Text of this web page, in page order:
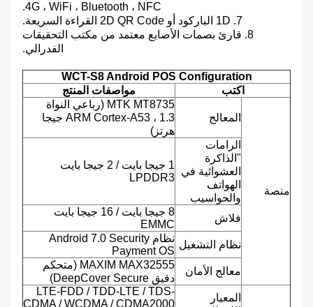
4G ، WiFi ، Bluetooth ، NFC.
7. 1D الباركود أو 2D QR Code القراءة السريعة.
8. قارئ بصمات الأصابع معتمد من مكتب التحقيقات
الفدرالي.
WCT-S8 Android POS Configuration
اكتب
مواصفات المنتج
منصة
المعالج
MTK MT8735 (رباعي النواة
ARM Cortex-A53 ، 1.3 جيجا
هرتز)
الرامات
"الذاكرة
العشوائية في
الهواتف
والحواسيب
1 جيجا بايت / 2 جيجا بايت
LPDDR3
فلاش
8 جيجا بايت / 16 جيجا بايت
EMMC
نظام التشغيل
نظام Android 7.0 Security
Payment OS
معالج الأمان
MAXIM MAX32555 (متحكم
دقيق DeepCover Secure)
المعيار
LTE-FDD / TDD-LTE / TDS-
CDMA / WCDMA / CDMA2000